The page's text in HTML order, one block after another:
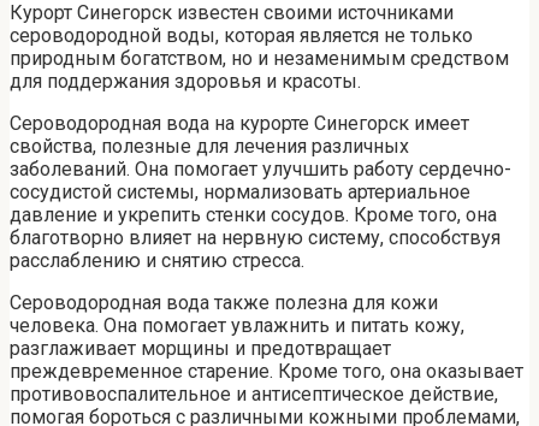
Курорт Синегорск известен своими источниками
сероводородной воды, которая является не только
природным богатством, но и незаменимым средством
для поддержания здоровья и красоты.
Сероводородная вода на курорте Синегорск имеет
свойства, полезные для лечения различных
заболеваний. Она помогает улучшить работу сердечно-
сосудистой системы, нормализовать артериальное
давление и укрепить стенки сосудов. Кроме того, она
благотворно влияет на нервную систему, способствуя
расслаблению и снятию стресса.
Сероводородная вода также полезна для кожи
человека. Она помогает увлажнить и питать кожу,
разглаживает морщины и предотвращает
преждевременное старение. Кроме того, она оказывает
противовоспалительное и антисептическое действие,
помогая бороться с различными кожными проблемами,